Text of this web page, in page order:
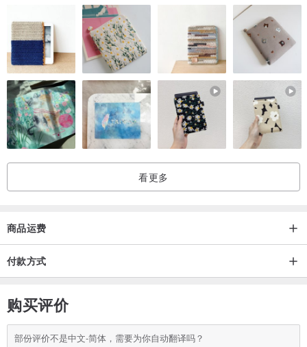
看更多
商品运费
付款方式
购买评价
部份评价不是中文-简体，需要为你自动翻译吗？